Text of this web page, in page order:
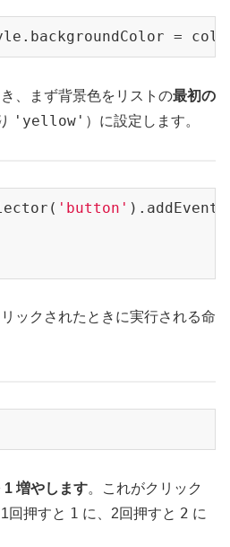
=
、まず背景色をリストの最初の
'yellow' ）に設定します。
'button'
ックされたときに実行される命
1 増やします。これがクリック
回押すと 1 に、2回押すと 2 に